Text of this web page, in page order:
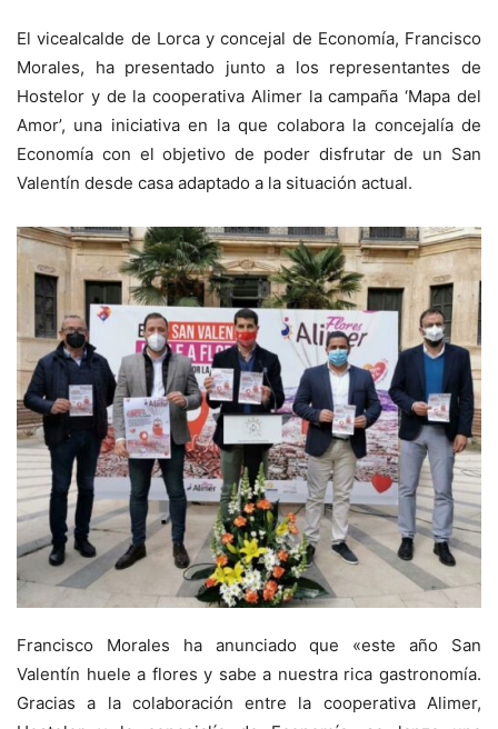
El vicealcalde de Lorca y concejal de Economía, Francisco
Morales, ha presentado junto a los representantes de
Hostelor y de la cooperativa Alimer la campaña ‘Mapa del
Amor’, una iniciativa en la que colabora la concejalía de
Economía con el objetivo de poder disfrutar de un San
Valentín desde casa adaptado a la situación actual.
Francisco Morales ha anunciado que «este año San
Valentín huele a flores y sabe a nuestra rica gastronomía.
Gracias a la colaboración entre la cooperativa Alimer,